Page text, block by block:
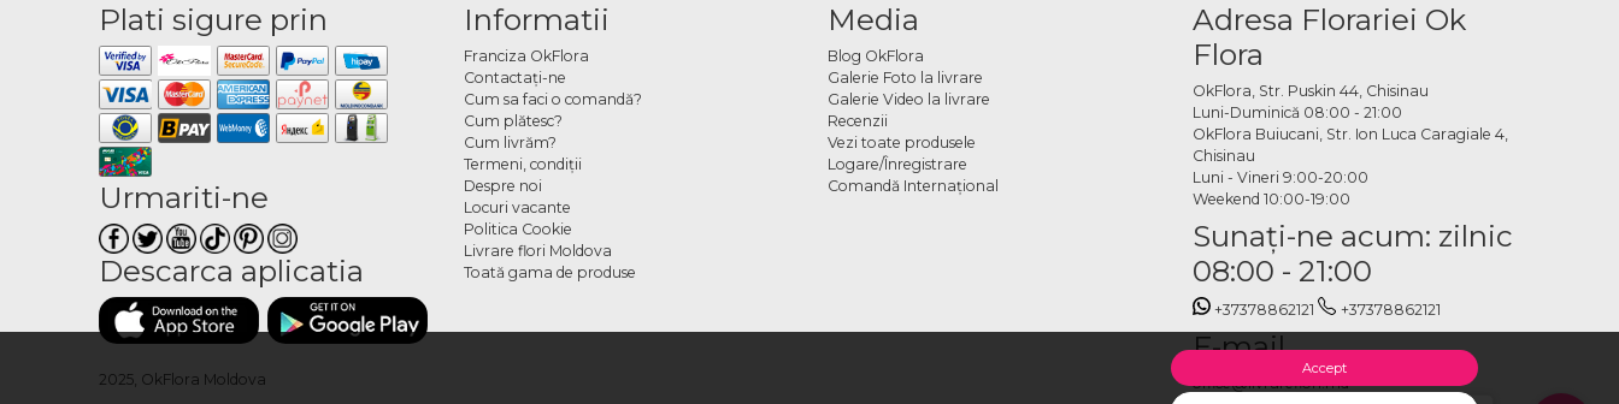
Accept
Plati sigure prin
Urmariti-ne
Descarca aplicatia
2025, OkFlora Moldova
Informatii
Franciza OkFlora
Contactaţi-ne
Cum sa faci o comandă?
Cum plătesc?
Cum livrăm?
Termeni, condiţii
Despre noi
Locuri vacante
Politica Cookie
Livrare flori Moldova
Toată gama de produse
Media
Blog OkFlora
Galerie Foto la livrare
Galerie Video la livrare
Recenzii
Vezi toate produsele
Logare/Înregistrare
Comandă Internațional
Adresa Florariei Ok
Flora
OkFlora, Str. Puskin 44, Chisinau
Luni-Duminică 08:00 - 21:00
OkFlora Buiucani, Str. Ion Luca Caragiale 4,
Chisinau
Luni - Vineri 9:00-20:00
Weekend 10:00-19:00
Sunaţi-ne acum: zilnic
08:00 - 21:00
+37378862121 +37378862121
E-mail
office@livrareflori.md